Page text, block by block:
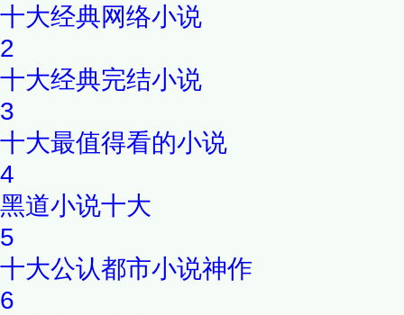
十大经典网络小说
2
十大经典完结小说
3
十大最值得看的小说
4
黑道小说十大
5
十大公认都市小说神作
6